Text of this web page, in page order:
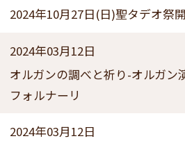
2024年10月27日(日)聖タデオ祭
2024年03月12日
オルガンの調べと祈り-オルガン
フォルナーリ
2024年03月12日